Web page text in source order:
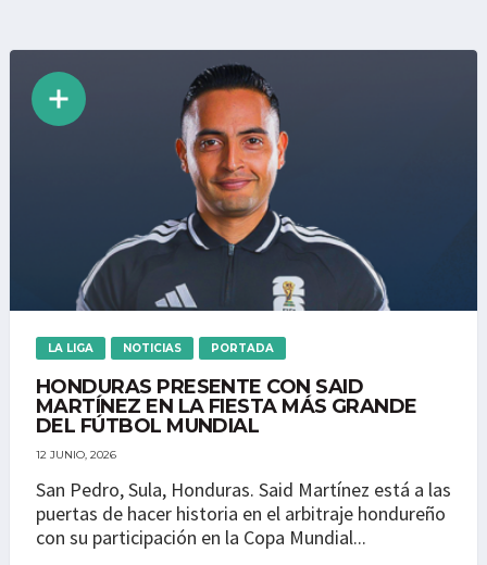
LA LIGA NOTICIAS PORTADA
HONDURAS PRESENTE CON SAID
MARTÍNEZ EN LA FIESTA MÁS GRANDE
DEL FÚTBOL MUNDIAL
12 JUNIO, 2026
San Pedro, Sula, Honduras. Said Martínez está a las
puertas de hacer historia en el arbitraje hondureño
con su participación en la Copa Mundial...